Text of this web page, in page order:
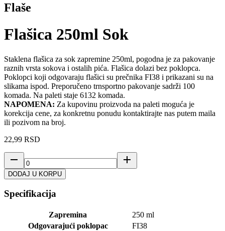
Flaše
Flašica 250ml Sok
Staklena flašica za sok zapremine 250ml, pogodna je za pakovanje
raznih vrsta sokova i ostalih pića. Flašica dolazi bez poklopca.
Poklopci koji odgovaraju flašici su prečnika FI38 i prikazani su na
slikama ispod. Preporučeno trnsportno pakovanje sadrži 100
komada. Na paleti staje 6132 komada.
NAPOMENA: Za kupovinu proizvoda na paleti moguća je
korekcija cene, za konkretnu ponudu kontaktirajte nas putem maila
ili pozivom na broj.
22,99 RSD
DODAJ U KORPU
Specifikacija
Zapremina
250 ml
Odgovarajući poklopac
FI38